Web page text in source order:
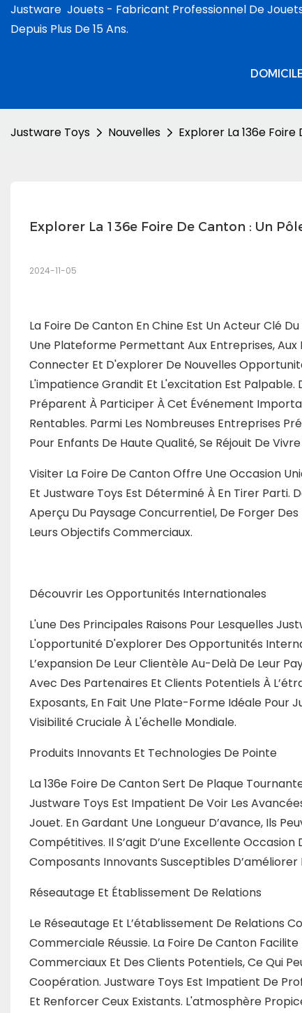
Justware Jouets - Fabricant Professionnel De
Depuis Plus De 15 Ans.
Justware Toys Nouvelles Explorer La 136e
Explorer La 136e Foire De Canton : Un
2024-11-05
La Foire De Canton En Chine Est Un Acteur Clé
Une Plateforme Permettant Aux Entreprises, Aux
Connecter Et D'explorer De Nouvelles
L'impatience Grandit Et L'excitation Est Palpable.
Préparent À Participer À Cet Événement
Rentables. Parmi Les Nombreuses Entreprises
Pour Enfants De Haute Qualité, Se Réjouit De
Visiter La Foire De Canton Offre Une Occasion
Et Justware Toys Est Déterminé À En Tirer Parti.
Aperçu Du Paysage Concurrentiel, De Forger
Leurs Objectifs Commerciaux.
Découvrir Les Opportunités Internationales
L'une Des Principales Raisons Pour Lesquelles
L'opportunité D'explorer Des Opportunités
L’expansion De Leur Clientèle Au-Delà De Leur
Avec Des Partenaires Et Clients Potentiels À
Exposants, En Fait Une Plate-Forme Idéale Pour
Visibilité Cruciale À L'échelle Mondiale.
Produits Innovants Et Technologies De Pointe
La 136e Foire De Canton Sert De Plaque
Justware Toys Est Impatient De Voir Les
Jouet. En Gardant Une Longueur D’avance, Ils
Compétitives. Il S’agit D’une Excellente
Composants Innovants Susceptibles D’améliorer
Réseautage Et Établissement De Relations
Le Réseautage Et L’établissement De Relations
Commerciale Réussie. La Foire De Canton
Commerciaux Et Des Clients Potentiels, Ce Qui
Coopération. Justware Toys Est Impatient De
Et Renforcer Ceux Existants. L'atmosphère